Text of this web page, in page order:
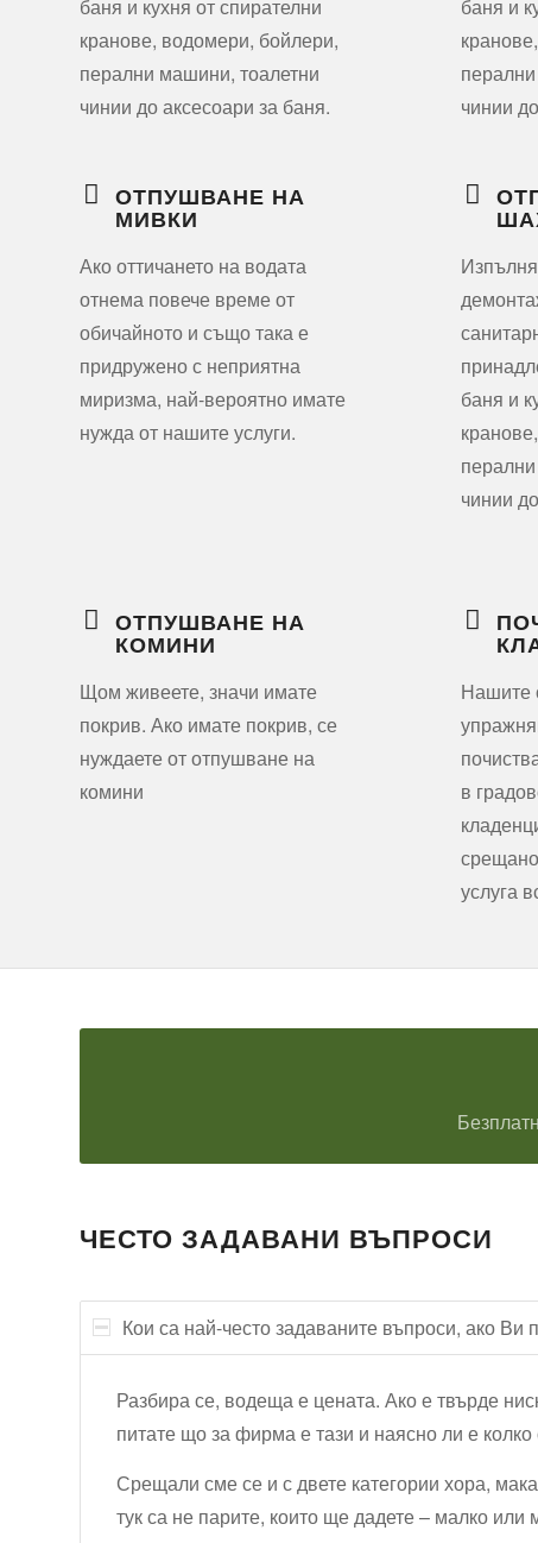
баня и кухня от спирателни
кранове, водомери, бойлери,
перални машини, тоалетни
чинии до аксесоари за баня.
баня и
чинии
ОТПУШВАНЕ НА
МИВКИ
Ако оттичането на водата
отнема повече време от
обичайното и също така е
придружено с неприятна
миризма, най-вероятно имате
нужда от нашите услуги.
баня и
чинии
ОТПУШВАНЕ НА
КОМИНИ
Щом живеете, значи имате
покрив. Ако имате покрив, се
нуждаете от отпушване на
комини
Нашите
в
услуга
ЧЕСТО ЗАДАВАНИ ВЪПРОСИ
Кои са най-често задаваните въпроси, ако Ви
Разбира се, водеща е цената. Ако е твърде
питате що за фирма е тази и наясно ли е
Срещали сме се и с двете категории хора,
тук са не парите, които ще дадете – малко или